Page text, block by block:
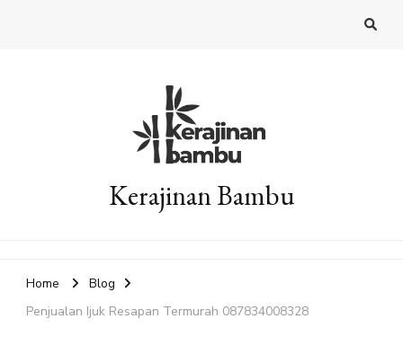
Kerajinan Bambu
Home
Blog
Penjualan Ijuk Resapan Termurah 087834008328